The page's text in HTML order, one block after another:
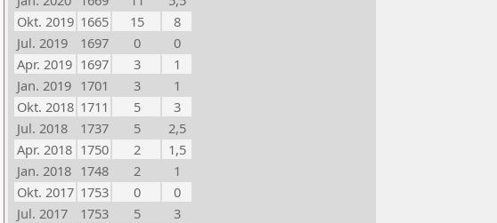
Okt. 2019 1665 15
8
Jul. 2019
1697 0
0
Apr. 2019 1697 3
1
Jan. 2019 1701 3
1
Okt. 2018 1711 5
3
Jul. 2018
1737 5
2,5
Apr. 2018 1750 2
1,5
Jan. 2018 1748 2
1
Okt. 2017 1753 0
0
Jul. 2017
1753 5
3